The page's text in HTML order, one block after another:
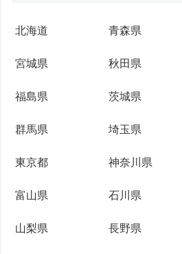
北海道 青森県
宮城県 秋田県
福島県 茨城県
群馬県 埼玉県
東京都 神奈川県
富山県 石川県
山梨県 長野県